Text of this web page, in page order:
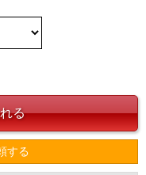
する